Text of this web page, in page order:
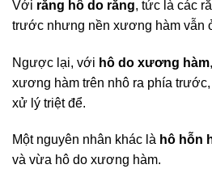
Với răng hô do răng, tức là các
trước nhưng nền xương hàm vẫn
Ngược lại, với hô do xương hàm
xương hàm trên nhô ra phía
xử lý triệt để.
Một nguyên nhân khác là hô hỗn
và vừa hô do xương hàm.